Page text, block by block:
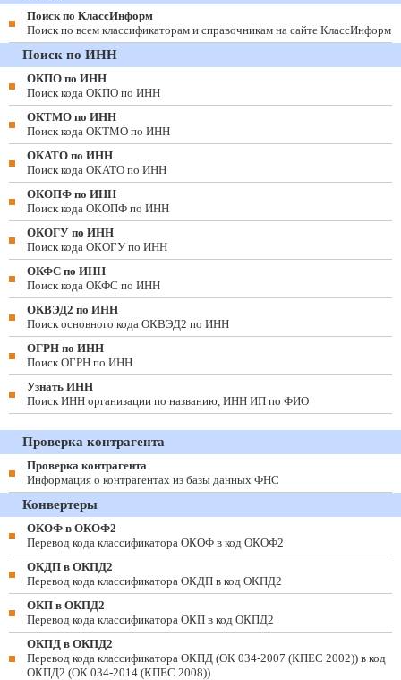
Поиск по КлассИнформ
Поиск по всем классификаторам и справочникам на сайте КлассИнформ
Поиск по ИНН
ОКПО по ИНН
Поиск кода ОКПО по ИНН
ОКТМО по ИНН
Поиск кода ОКТМО по ИНН
ОКАТО по ИНН
Поиск кода ОКАТО по ИНН
ОКОПФ по ИНН
Поиск кода ОКОПФ по ИНН
ОКОГУ по ИНН
Поиск кода ОКОГУ по ИНН
ОКФС по ИНН
Поиск кода ОКФС по ИНН
ОКВЭД2 по ИНН
Поиск основного кода ОКВЭД2 по ИНН
ОГРН по ИНН
Поиск ОГРН по ИНН
Узнать ИНН
Поиск ИНН организации по названию, ИНН ИП по ФИО
Проверка контрагента
Проверка контрагента
Информация о контрагентах из базы данных ФНС
Конвертеры
ОКОФ в ОКОФ2
Перевод кода классификатора ОКОФ в код ОКОФ2
ОКДП в ОКПД2
Перевод кода классификатора ОКДП в код ОКПД2
ОКП в ОКПД2
Перевод кода классификатора ОКП в код ОКПД2
ОКПД в ОКПД2
Перевод кода классификатора ОКПД (ОК 034-2007 (КПЕС 2002)) в код
ОКПД2 (ОК 034-2014 (КПЕС 2008))